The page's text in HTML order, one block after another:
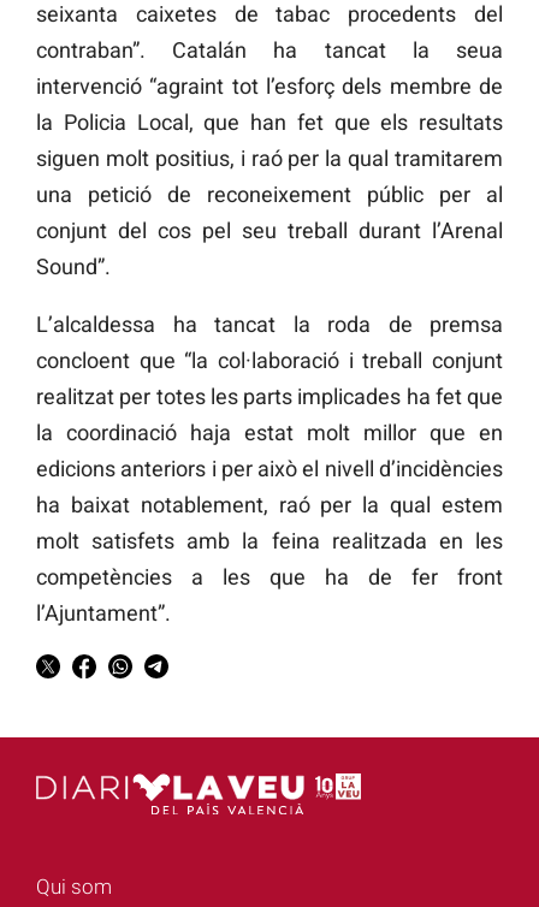
seixanta caixetes de tabac procedents del
contraban”. Catalán ha tancat la seua
intervenció “agraint tot l’esforç dels membre de
la Policia Local, que han fet que els resultats
siguen molt positius, i raó per la qual tramitarem
una petició de reconeixement públic per al
conjunt del cos pel seu treball durant l’Arenal
Sound”.
L’alcaldessa ha tancat la roda de premsa
concloent que “la col·laboració i treball conjunt
realitzat per totes les parts implicades ha fet que
la coordinació haja estat molt millor que en
edicions anteriors i per això el nivell d’incidències
ha baixat notablement, raó per la qual estem
molt satisfets amb la feina realitzada en les
competències a les que ha de fer front
l’Ajuntament”.
Qui som